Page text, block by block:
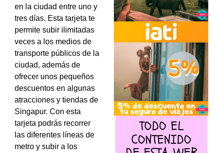
en la ciudad entre uno y
tres días. Esta tarjeta te
permite subir ilimitadas
veces a los medios de
transporte públicos de la
ciudad, además de
ofrecer unos pequeños
descuentos en algunas
atracciones y tiendas de
Singapur. Con esta
tarjeta podrás recorrer
las diferentes líneas de
metro y subir a los